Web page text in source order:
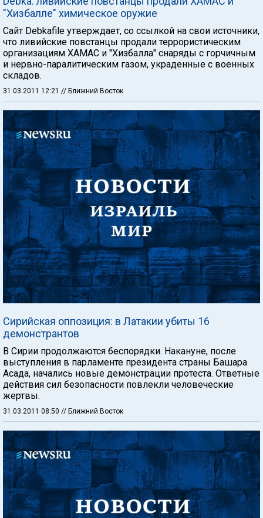
"Хизбалле" химическое оружие
Сайт Debkafile утверждает, со ссылкой на свои источники,
что ливийские повстанцы продали террористическим
организациям ХАМАС и "Хизбалла" снаряды с горчичным
и нервно-паралитическим газом, украденные с военных
складов.
31.03.2011 12:21 // Ближний Восток
Сирийская оппозиция: в Латакии убиты 16
демонстрантов
В Сирии продолжаются беспорядки. Накануне, после
выступления в парламенте президента страны Башара
Асада, начались новые демонстрации протеста. Ответные
действия сил безопасности повлекли человеческие
жертвы.
31.03.2011 08:50 // Ближний Восток